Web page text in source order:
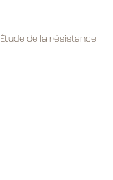
Étude de la résistance